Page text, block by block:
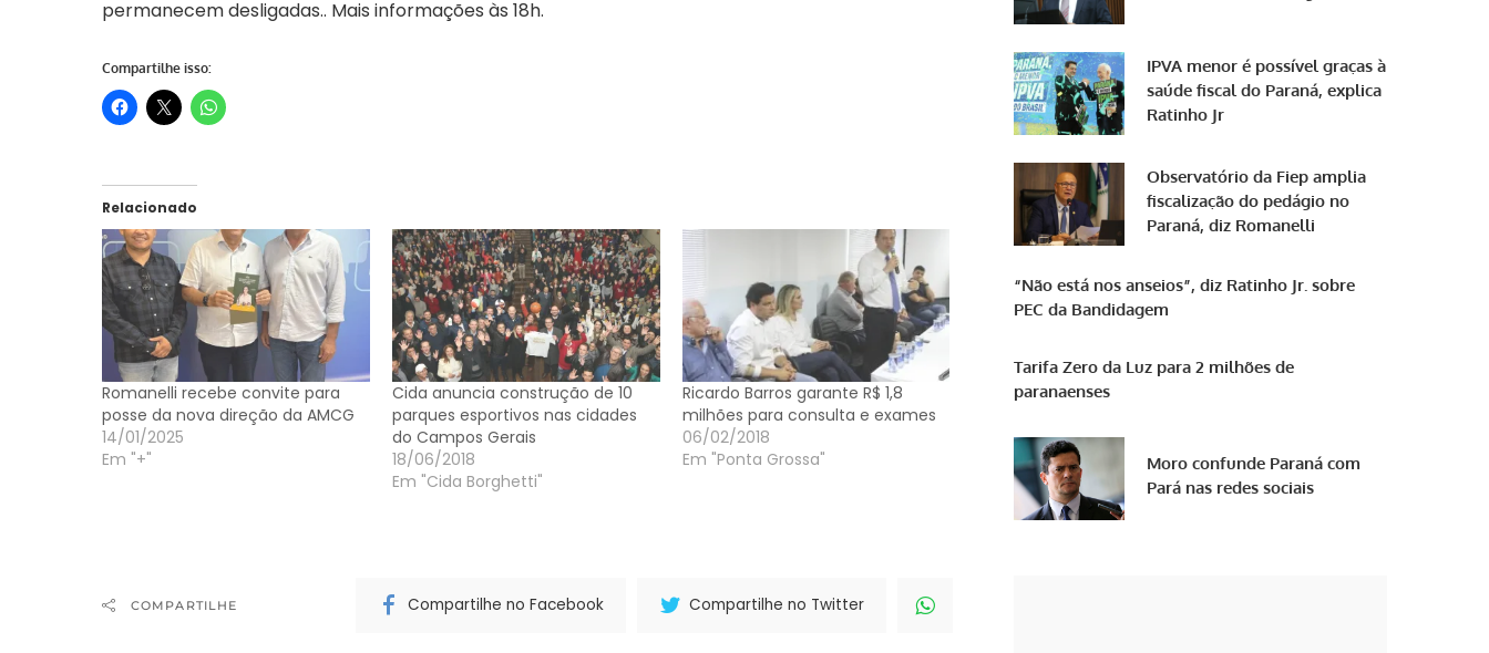
permanecem desligadas.. Mais informações às 18h.
Compartilhe isso:
Relacionado
Romanelli recebe convite para
posse da nova direção da AMCG
14/01/2025
Em "+"
Cida anuncia construção de 10
parques esportivos nas cidades
do Campos Gerais
18/06/2018
Em "Cida Borghetti"
Ricardo Barros garante R$ 1,8
milhões para consulta e exames
06/02/2018
Em "Ponta Grossa"
COMPARTILHE Compartilhe no Facebook Compartilhe no Twitter
IPVA menor é possível graças à
saúde fiscal do Paraná, explica
Ratinho Jr
Observatório da Fiep amplia
fiscalização do pedágio no
Paraná, diz Romanelli
“Não está nos anseios”, diz Ratinho Jr. sobre
PEC da Bandidagem
Tarifa Zero da Luz para 2 milhões de
paranaenses
Moro confunde Paraná com
Pará nas redes sociais